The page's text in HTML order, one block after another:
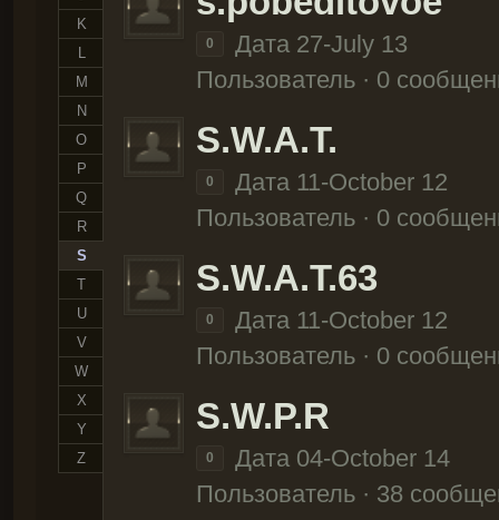
K
L
M
N
O
P
Q
R
S
T
U
V
W
X
Y
Z
0
Дата 27-July 13
Пользователь · 0
S.W.A.T.
0
Дата 11-October 12
Пользователь · 0
S.W.A.T.63
0
Дата 11-October 12
Пользователь · 0
S.W.P.R
0
Дата 04-October 14
Пользователь · 38